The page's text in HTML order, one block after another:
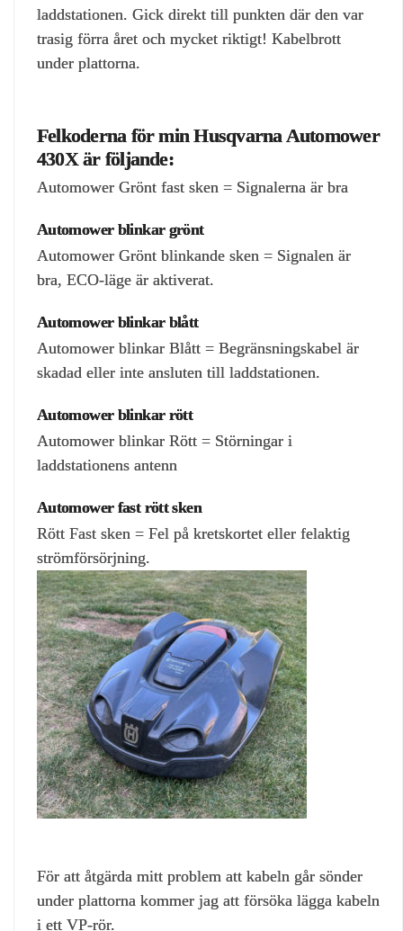
laddstationen. Gick direkt till punkten där den var
trasig förra året och mycket riktigt! Kabelbrott
under plattorna.
Felkoderna för min Husqvarna Automower
430X är följande:
Automower Grönt fast sken = Signalerna är bra
Automower blinkar grönt
Automower Grönt blinkande sken = Signalen är
bra, ECO-läge är aktiverat.
Automower blinkar blått
Automower blinkar Blått = Begränsningskabel är
skadad eller inte ansluten till laddstationen.
Automower blinkar rött
Automower blinkar Rött = Störningar i
laddstationens antenn
Automower fast rött sken
Rött Fast sken = Fel på kretskortet eller felaktig
strömförsörjning.
För att åtgärda mitt problem att kabeln går sönder
under plattorna kommer jag att försöka lägga kabeln
i ett VP-rör.